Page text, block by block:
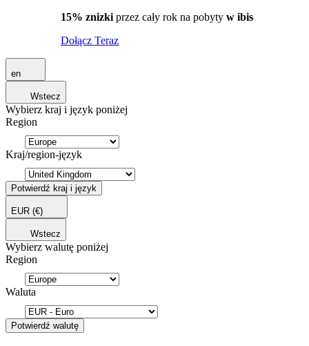
15% znizki przez cały rok na pobyty w ibis
Dołącz Teraz
en
Wstecz
Wybierz kraj i język poniżej
Region
Kraj/region-język
Potwierdź kraj i język
EUR (€)
Wstecz
Wybierz walutę poniżej
Region
Waluta
Potwierdź walutę